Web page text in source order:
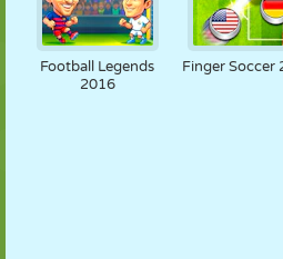
Football Legends
2016
Finger Soccer